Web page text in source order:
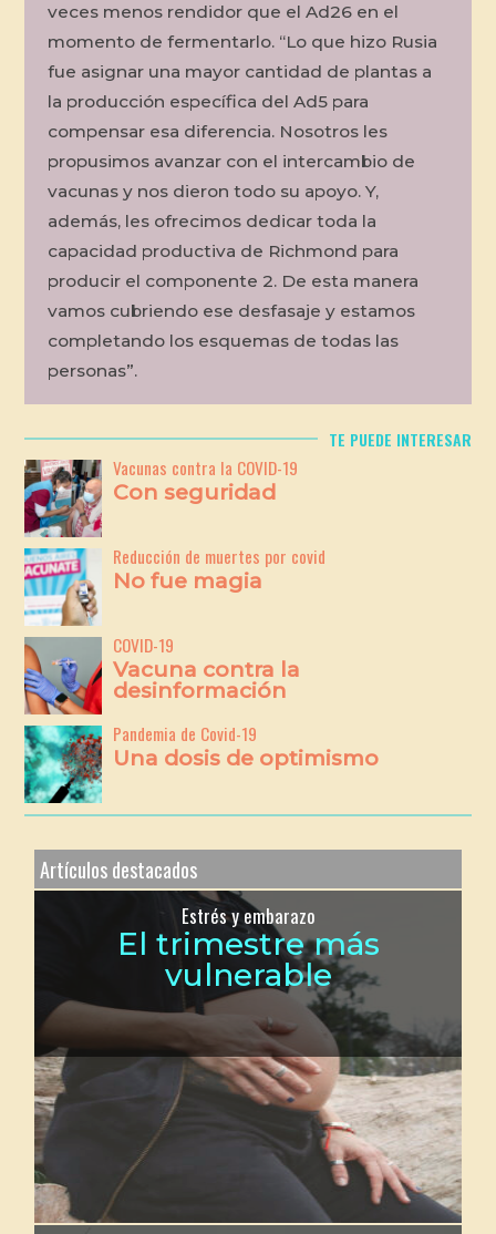
veces menos rendidor que el Ad26 en el
momento de fermentarlo. “Lo que hizo Rusia
fue asignar una mayor cantidad de plantas a
la producción específica del Ad5 para
compensar esa diferencia. Nosotros les
propusimos avanzar con el intercambio de
vacunas y nos dieron todo su apoyo. Y,
además, les ofrecimos dedicar toda la
capacidad productiva de Richmond para
producir el componente 2. De esta manera
vamos cubriendo ese desfasaje y estamos
completando los esquemas de todas las
personas”.
TE PUEDE INTERESAR
Vacunas contra la COVID-19
Con seguridad
Reducción de muertes por covid
No fue magia
COVID-19
Vacuna contra la
desinformación
Pandemia de Covid-19
Una dosis de optimismo
Artículos destacados
Estrés y embarazo
El trimestre más
vulnerable